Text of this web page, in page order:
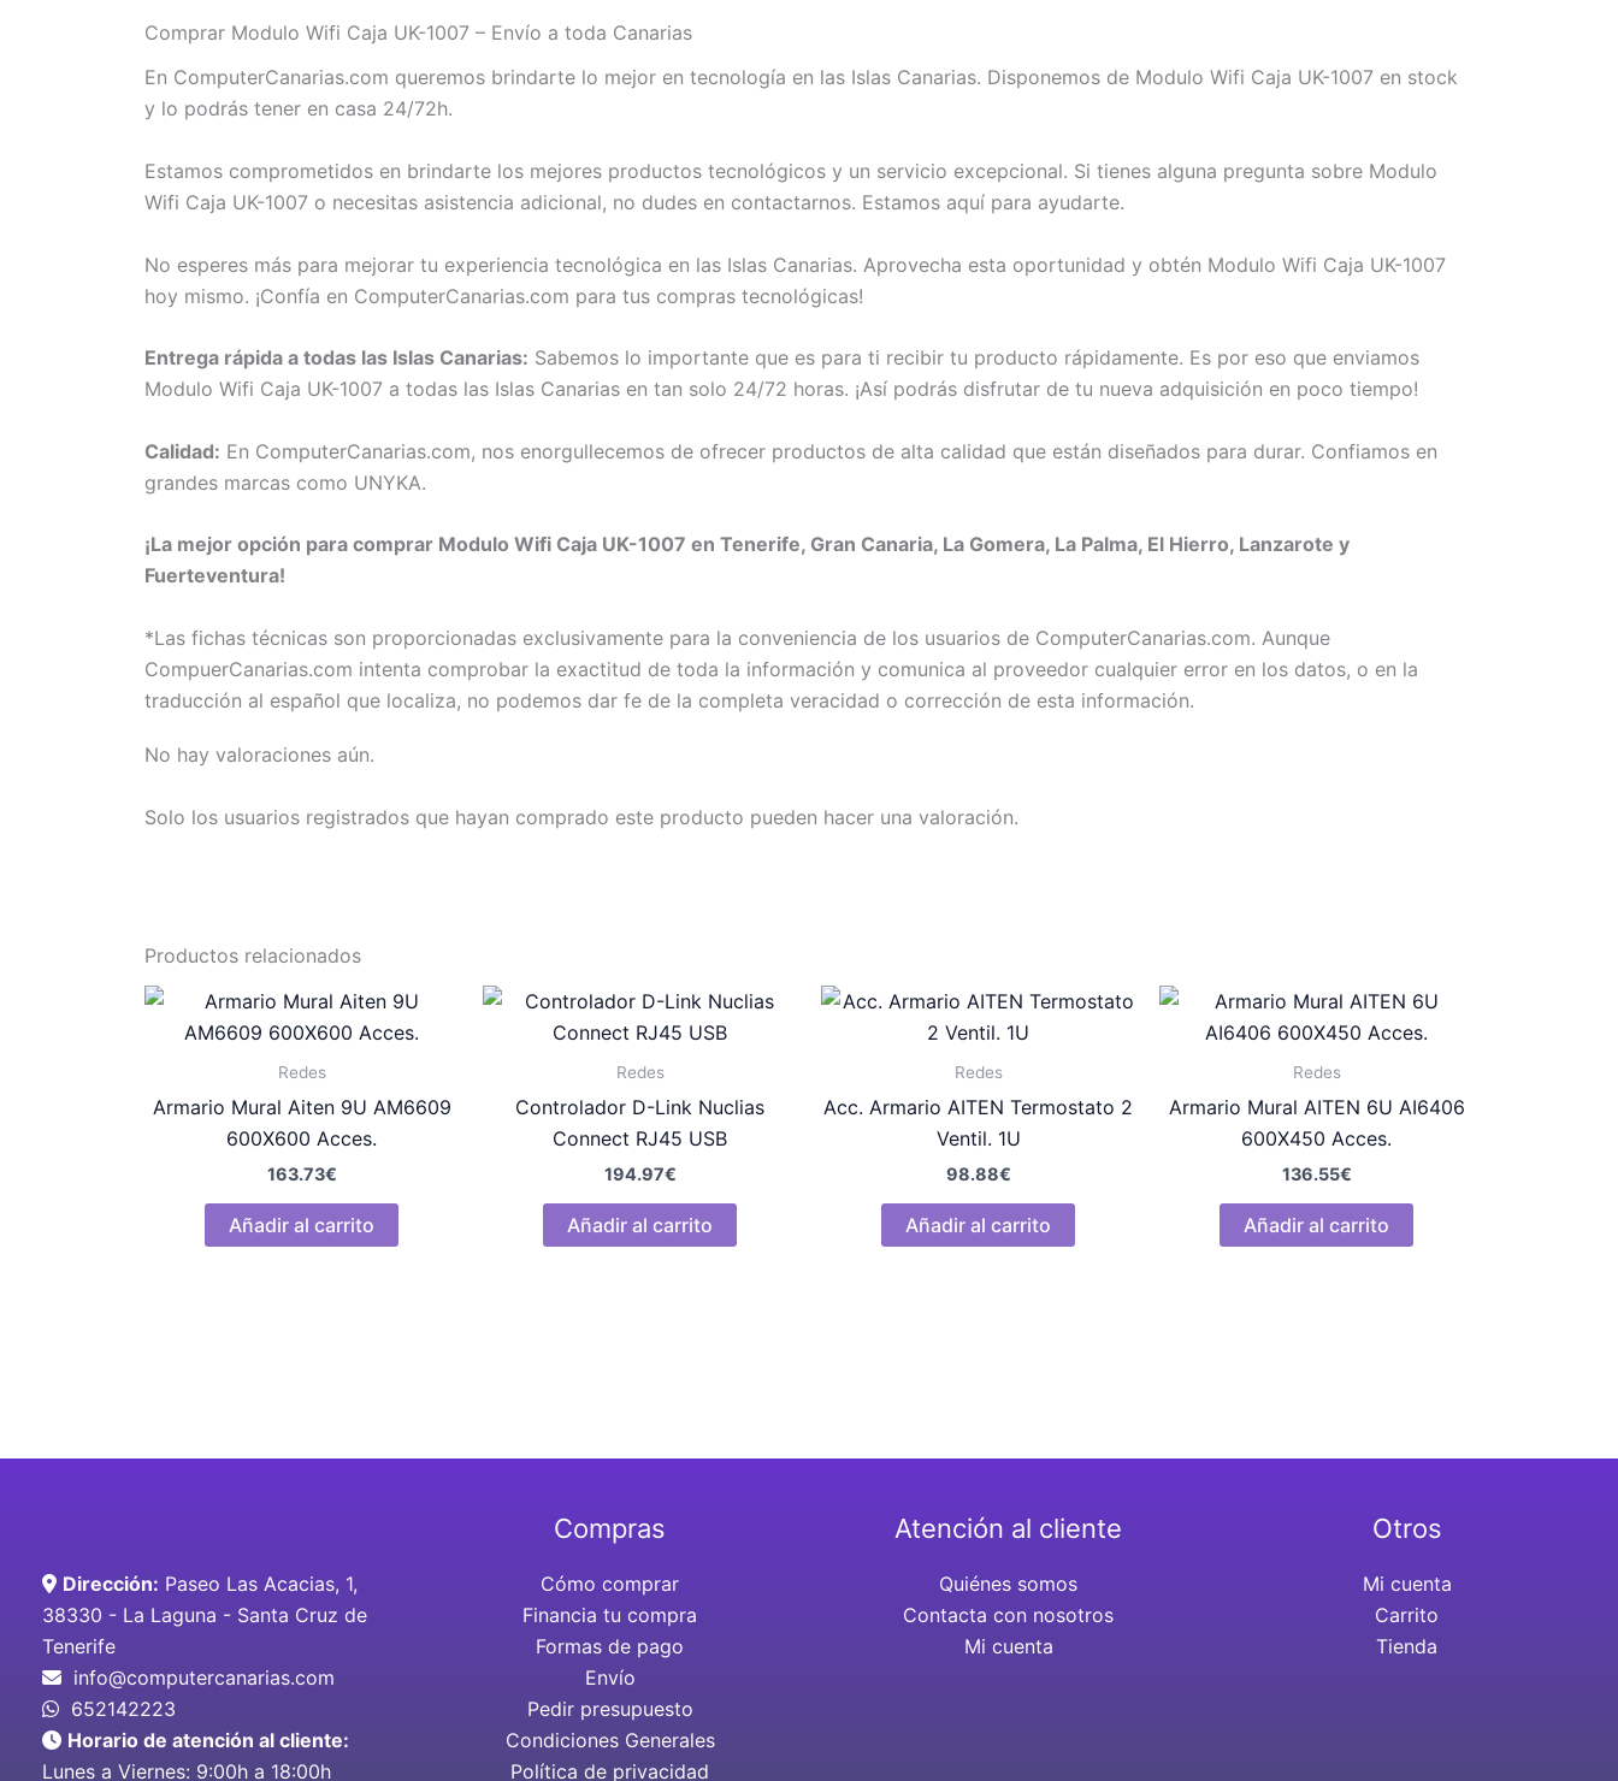
Comprar Modulo Wifi Caja UK-1007 – Envío a toda Canarias
En ComputerCanarias.com queremos brindarte lo mejor en tecnología en las Islas Canarias. Disponemos de Modulo Wifi Caja UK-1007 en stock
y lo podrás tener en casa 24/72h.
Estamos comprometidos en brindarte los mejores productos tecnológicos y un servicio excepcional. Si tienes alguna pregunta sobre Modulo
Wifi Caja UK-1007 o necesitas asistencia adicional, no dudes en contactarnos. Estamos aquí para ayudarte.
No esperes más para mejorar tu experiencia tecnológica en las Islas Canarias. Aprovecha esta oportunidad y obtén Modulo Wifi Caja UK-1007
hoy mismo. ¡Confía en ComputerCanarias.com para tus compras tecnológicas!
Entrega rápida a todas las Islas Canarias: Sabemos lo importante que es para ti recibir tu producto rápidamente. Es por eso que enviamos
Modulo Wifi Caja UK-1007 a todas las Islas Canarias en tan solo 24/72 horas. ¡Así podrás disfrutar de tu nueva adquisición en poco tiempo!
Calidad: En ComputerCanarias.com, nos enorgullecemos de ofrecer productos de alta calidad que están diseñados para durar. Confiamos en
grandes marcas como UNYKA.
¡La mejor opción para comprar Modulo Wifi Caja UK-1007 en Tenerife, Gran Canaria, La Gomera, La Palma, El Hierro, Lanzarote y
Fuerteventura!
*Las fichas técnicas son proporcionadas exclusivamente para la conveniencia de los usuarios de ComputerCanarias.com. Aunque
CompuerCanarias.com intenta comprobar la exactitud de toda la información y comunica al proveedor cualquier error en los datos, o en la
traducción al español que localiza, no podemos dar fe de la completa veracidad o corrección de esta información.
No hay valoraciones aún.
Solo los usuarios registrados que hayan comprado este producto pueden hacer una valoración.
Productos relacionados
Redes
Armario Mural Aiten 9U AM6609
600X600 Acces.
163.73€
Añadir al carrito
Redes
Controlador D-Link Nuclias
Connect RJ45 USB
194.97€
Añadir al carrito
Redes
Acc. Armario AITEN Termostato 2
Ventil. 1U
98.88€
Añadir al carrito
Redes
Armario Mural AITEN 6U AI6406
600X450 Acces.
136.55€
Añadir al carrito
Dirección: Paseo Las Acacias, 1,
38330 - La Laguna - Santa Cruz de
Tenerife
info@computercanarias.com
652142223
Horario de atención al cliente:
Lunes a Viernes: 9:00h a 18:00h
Compras
Cómo comprar
Financia tu compra
Formas de pago
Envío
Pedir presupuesto
Condiciones Generales
Política de privacidad
Atención al cliente
Quiénes somos
Contacta con nosotros
Mi cuenta
Otros
Mi cuenta
Carrito
Tienda